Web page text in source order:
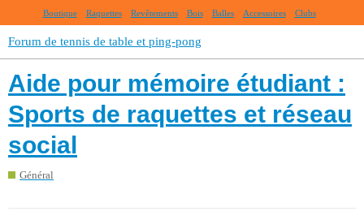
Boutique Raquettes Revêtements Bois Balles Accessoires Clubs
Forum de tennis de table et ping-pong
Aide pour mémoire étudiant :
Sports de raquettes et réseau
social
Général